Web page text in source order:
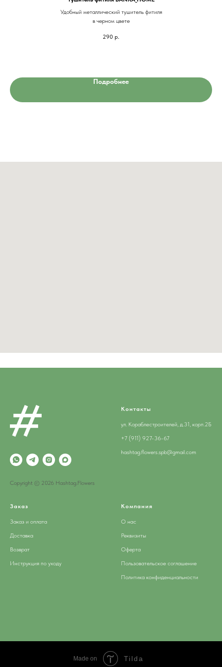
Удобный металлический тушитель фитиля
в черном цвете
290 р.
Подробнее
Copyright © 2026 Hashtag.Flowers
Контакты
ул. Кораблестроителей, д.31, корп.2Б
+7 (911) 927-36-67
hashtag.flowers.spb@gmail.com
Заказ
Заказ и оплата
Доставка
Возврат
Инструкция по уходу
Компания
О нас
Реквизиты
Оферта
Пользовательское соглашение
Политика конфиденциальности
Made on Tilda